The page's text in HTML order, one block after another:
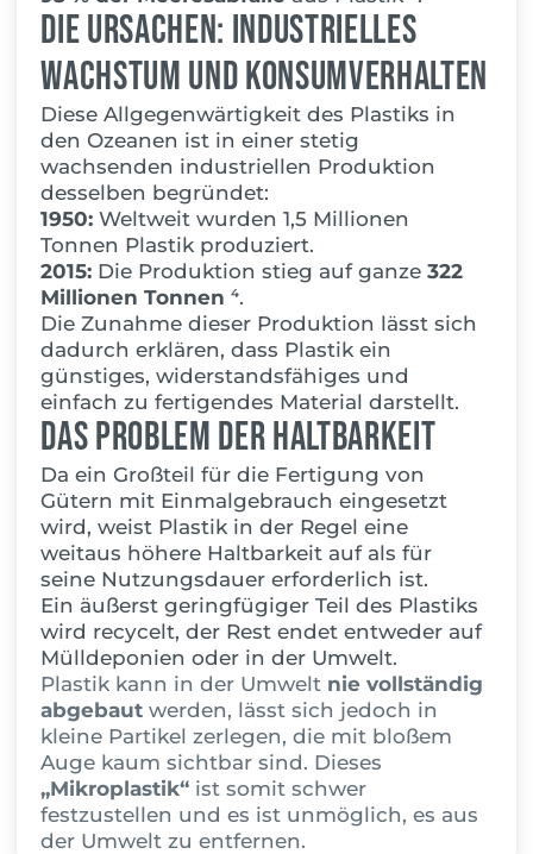
Die Ursachen: Industrielles
Wachstum und Konsumverhalten
Diese Allgegenwärtigkeit des Plastiks in
den Ozeanen ist in einer stetig
wachsenden industriellen Produktion
desselben begründet:
1950: Weltweit wurden 1,5 Millionen
Tonnen Plastik produziert.
2015: Die Produktion stieg auf ganze322
Millionen Tonnen ⁴.
Die Zunahme dieser Produktion lässt sich
dadurch erklären, dass Plastik ein
günstiges, widerstandsfähiges und
einfach zu fertigendes Material darstellt.
Das Problem der Haltbarkeit
Da ein Großteil für die Fertigung von
Gütern mit Einmalgebrauch eingesetzt
wird, weist Plastik in der Regel eine
weitaus höhere Haltbarkeit auf als für
seine Nutzungsdauer erforderlich ist.
Ein äußerst geringfügiger Teil des Plastiks
wird recycelt, der Rest endet entweder auf
Mülldeponien oder in der Umwelt.
Plastik kann in der Umwelt nie vollständig
abgebaut werden, lässt sich jedoch in
kleine Partikel zerlegen, die mit bloßem
Auge kaum sichtbar sind. Dieses
„Mikroplastik“ ist somit schwer
festzustellen und es ist unmöglich, es aus
der Umwelt zu entfernen.